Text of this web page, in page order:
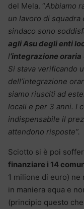
del Mela. “Abbiamo
un lavoro di squadra
sindaco sono
agli Asu degli enti
l’integrazione oraria
Si stava verificando
dell’integrazione
siamo riusciti ad
locali e per 3 anni. I
indispensabile il
attendono risposte”.
Sciotto si è poi
finanziare i 14
1 milione di euro)
in maniera equa e
(principio questo